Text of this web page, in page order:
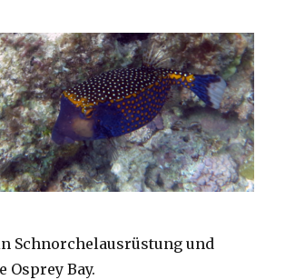
Schnorchelausrüstung und
Osprey Bay.